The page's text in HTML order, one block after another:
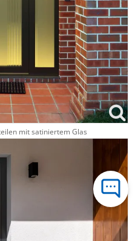
mit satiniertem Glas